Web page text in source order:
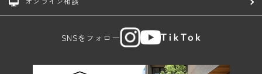
SNSをフォロー